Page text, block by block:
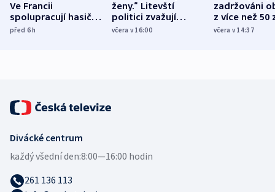
Ve Francii
spolupracují hasiči z
různých zemí
před 6h
ženy.“ Litevští
politici zvažují
dohodu o
včera v 16:00
zadržováni
z více než 50
Bojovali na
včera v 14:37
Divácké centrum
každý všední den:8:00—16:00 hodin
261 136 113